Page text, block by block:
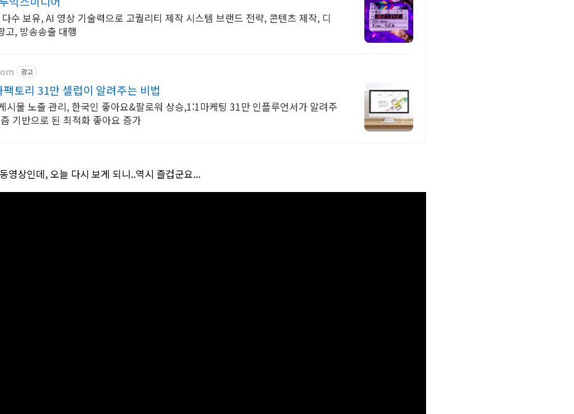
수 보유, AI 영상 기술력으로 고퀄리티 제작 시스템 브랜드 전략, 콘텐츠 제작, 디
고, 방송송출 대행
광고
토리 31만 셀럽이 알려주는 비법
시물 노출 관리, 한국인 좋아요&팔로워 상승,1:1마케팅 31만 인플루언서가 알려주
기반으로 된 최적화 좋아요 증가
영상인데, 오늘 다시 보게 되니..역시 즐겁군요...